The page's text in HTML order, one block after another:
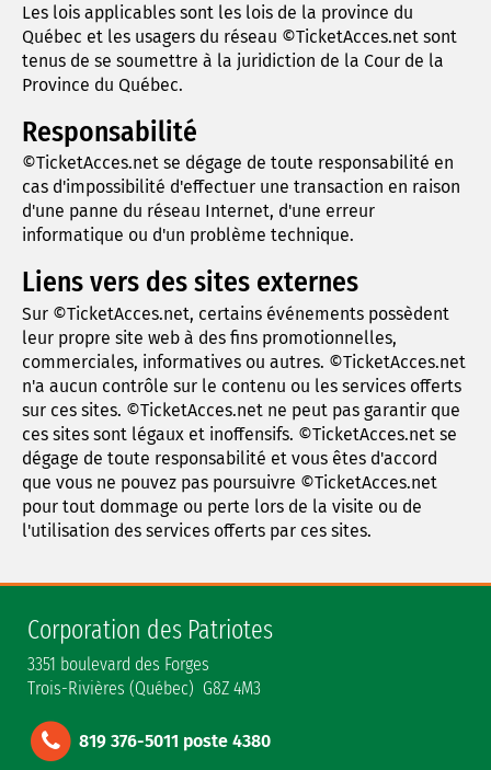
Les lois applicables sont les lois de la province du
Québec et les usagers du réseau ©TicketAcces.net sont
tenus de se soumettre à la juridiction de la Cour de la
Province du Québec.
Responsabilité
©TicketAcces.net se dégage de toute responsabilité en
cas d'impossibilité d'effectuer une transaction en raison
d'une panne du réseau Internet, d'une erreur
informatique ou d'un problème technique.
Liens vers des sites externes
Sur ©TicketAcces.net, certains événements possèdent
leur propre site web à des fins promotionnelles,
commerciales, informatives ou autres. ©TicketAcces.net
n'a aucun contrôle sur le contenu ou les services offerts
sur ces sites. ©TicketAcces.net ne peut pas garantir que
ces sites sont légaux et inoffensifs. ©TicketAcces.net se
dégage de toute responsabilité et vous êtes d'accord
que vous ne pouvez pas poursuivre ©TicketAcces.net
pour tout dommage ou perte lors de la visite ou de
l'utilisation des services offerts par ces sites.
Corporation des Patriotes
3351 boulevard des Forges
Trois-Rivières (Québec) G8Z 4M3
819 376-5011 poste 4380